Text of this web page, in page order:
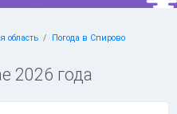
область
Погода в Спирово
2026 года